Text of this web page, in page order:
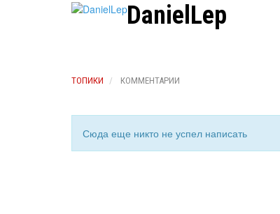
DanielLep
ТОПИКИ КОММЕНТАРИИ
Сюда еще никто не успел написать